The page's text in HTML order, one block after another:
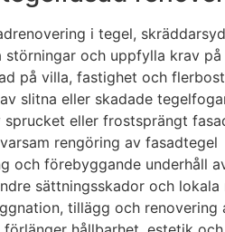
i tegel,
störningar och uppfylla krav
på villa, fastighet och
slitna eller skadade
sprucket eller frostsprängt
rengöring av fasadtegel
och förebyggande underhåll
sättningsskador och
tillägg och renovering